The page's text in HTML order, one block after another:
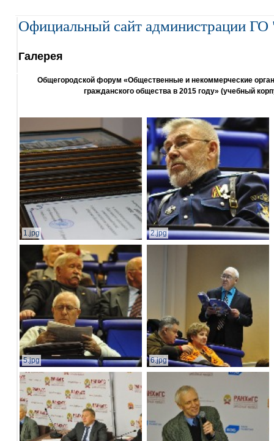
Официальный сайт администрации ГО
Галерея
Общегородской форум «Общественные и некоммерческие
гражданского общества в 2015 году» (учебный
1.jpg 2.jpg
5.jpg 6.jpg